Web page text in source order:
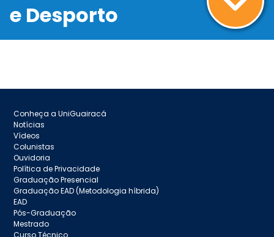
e Desporto
Conheça a UniGuairacá
Notícias
Vídeos
Colunistas
Ouvidoria
Política de Privacidade
Graduação Presencial
Graduação EAD (Metodologia híbrida)
EAD
Pós-Graduação
Mestrado
Curso Técnico